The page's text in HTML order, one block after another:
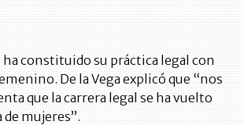
constituido su práctica legal con
De la Vega explicó que “nos
que la carrera legal se ha vuelto
de mujeres”.